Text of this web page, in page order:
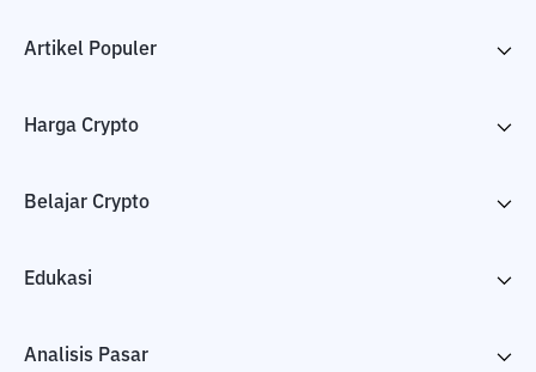
Artikel Populer
Harga Crypto
Belajar Crypto
Edukasi
Analisis Pasar